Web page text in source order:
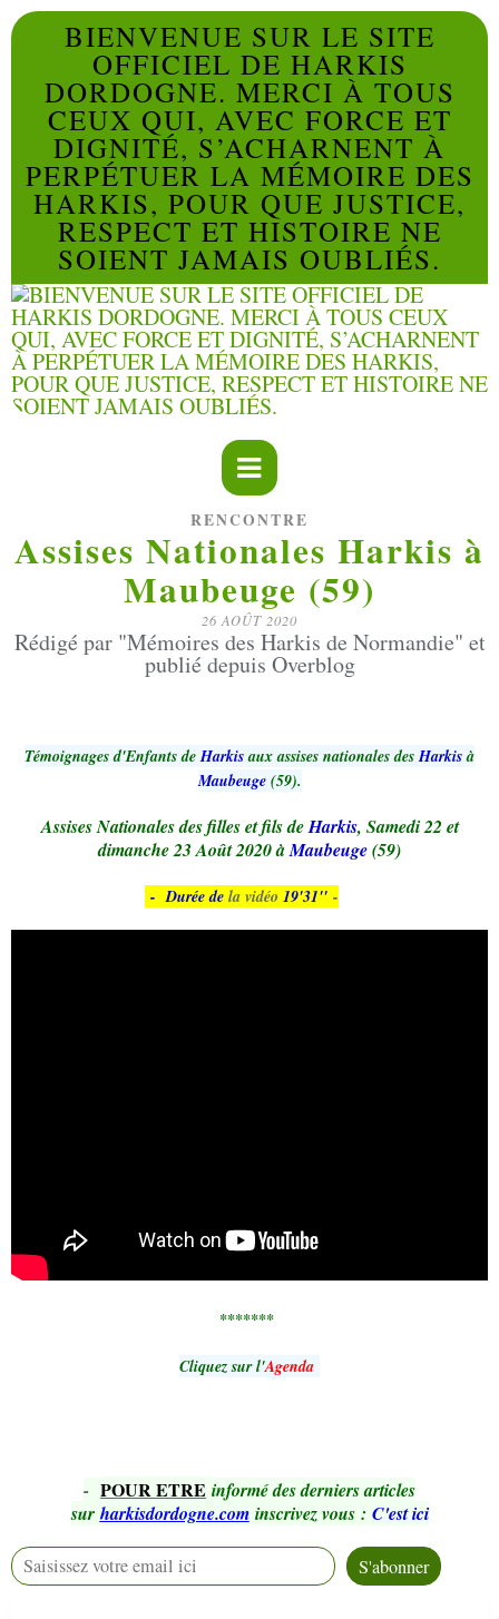
BIENVENUE SUR LE SITE
OFFICIEL DE HARKIS
DORDOGNE. MERCI À TOUS
CEUX QUI, AVEC FORCE ET
DIGNITÉ, S’ACHARNENT À
PERPÉTUER LA MÉMOIRE DES
HARKIS, POUR QUE JUSTICE,
RESPECT ET HISTOIRE NE
SOIENT JAMAIS OUBLIÉS.
RENCONTRE
Assises Nationales Harkis à
Maubeuge (59)
26 AOÛT 2020
Rédigé par "Mémoires des Harkis de Normandie" et
publié depuis Overblog
Témoignages d'Enfants deHarkisaux assises nationales desHarkisà
Maubeuge(59).
Assises Nationales des filles et fils deHarkis, Samedi 22 et
dimanche 23 Août 2020 àMaubeuge(59)
- Durée de la vidéo 19'31'' -
*******
Cliquez sur l'Agenda
- POUR ETRE informé des derniers articles
sur harkisdordogne.com inscrivez vous : C'est ici